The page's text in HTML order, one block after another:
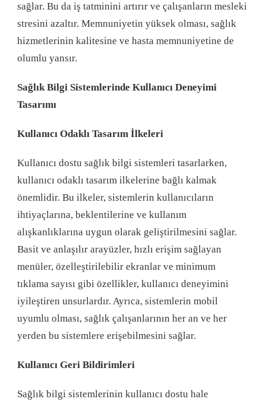
sağlar. Bu da iş tatminini artırır ve çalışanların mesleki
stresini azaltır. Memnuniyetin yüksek olması, sağlık
hizmetlerinin kalitesine ve hasta memnuniyetine de
olumlu yansır.
Sağlık Bilgi Sistemlerinde Kullanıcı Deneyimi
Tasarımı
Kullanıcı Odaklı Tasarım İlkeleri
Kullanıcı dostu sağlık bilgi sistemleri tasarlarken,
kullanıcı odaklı tasarım ilkelerine bağlı kalmak
önemlidir. Bu ilkeler, sistemlerin kullanıcıların
ihtiyaçlarına, beklentilerine ve kullanım
alışkanlıklarına uygun olarak geliştirilmesini sağlar.
Basit ve anlaşılır arayüzler, hızlı erişim sağlayan
menüler, özelleştirilebilir ekranlar ve minimum
tıklama sayısı gibi özellikler, kullanıcı deneyimini
iyileştiren unsurlardır. Ayrıca, sistemlerin mobil
uyumlu olması, sağlık çalışanlarının her an ve her
yerden bu sistemlere erişebilmesini sağlar.
Kullanıcı Geri Bildirimleri
Sağlık bilgi sistemlerinin kullanıcı dostu hale